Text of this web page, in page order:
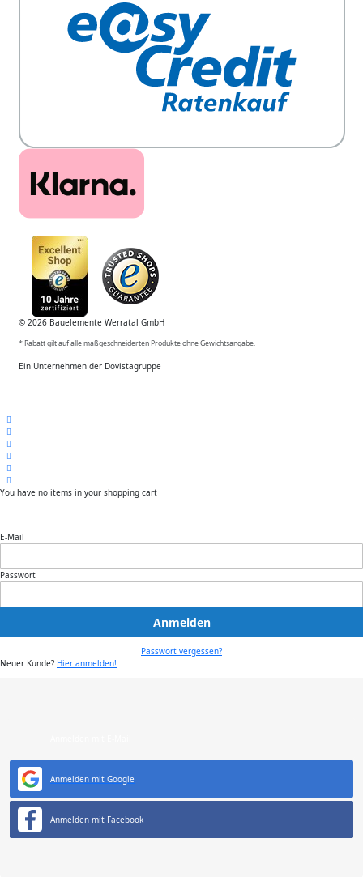
© 2026 Bauelemente Werratal GmbH
* Rabatt gilt auf alle maßgeschneiderten Produkte ohne Gewichtsangabe.
Ein Unternehmen der Dovistagruppe
You have no items in your shopping cart
E-Mail
Passwort
Anmelden
Passwort vergessen?
Neuer Kunde? Hier anmelden!
Anmelden mit Google
Anmelden mit Facebook